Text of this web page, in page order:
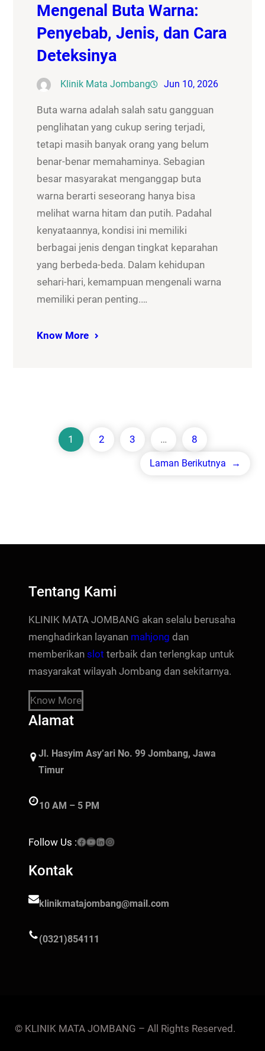
Mengenal Buta Warna:
Penyebab, Jenis, dan Cara
Deteksinya
Klinik Mata Jombang Jun 10, 2026
Buta warna adalah salah satu gangguan
penglihatan yang cukup sering terjadi,
tetapi masih banyak orang yang belum
benar-benar memahaminya. Sebagian
besar masyarakat menganggap buta
warna berarti seseorang hanya bisa
melihat warna hitam dan putih. Padahal
kenyataannya, kondisi ini memiliki
berbagai jenis dengan tingkat keparahan
yang berbeda-beda. Dalam kehidupan
sehari-hari, kemampuan mengenali warna
memiliki peran penting.…
Know More
1 2 3 … 8
Laman Berikutnya →
Tentang Kami
KLINIK MATA JOMBANG akan selalu berusaha
menghadirkan layanan mahjong dan
memberikan slot terbaik dan terlengkap untuk
masyarakat wilayah Jombang dan sekitarnya.
Know More
Alamat
Jl. Hasyim Asy’ari No. 99 Jombang, Jawa
Timur
10 AM – 5 PM
Follow Us :Facebook YouTube LinkedIn Instagram
Kontak
klinikmatajombang@mail.com
(0321)854111
© KLINIK MATA JOMBANG – All Rights Reserved.